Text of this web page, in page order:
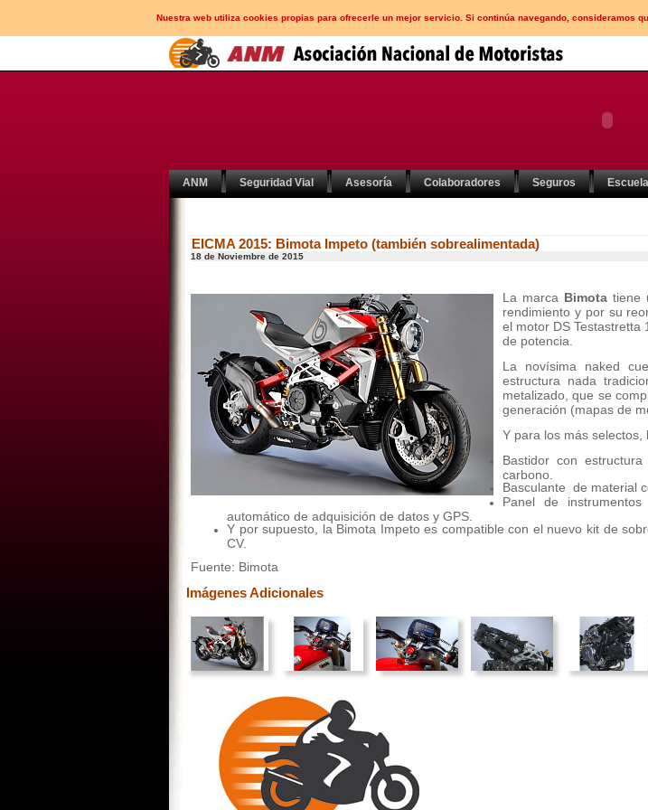
Nuestra web utiliza cookies propias para ofrecerle un mejor servicio. Si continúa navegando, consideramos
ANM Seguridad Vial Asesoría Colaboradores Seguros
EICMA 2015: Bimota Impeto (también sobrealimentada)
18 de Noviembre de 2015
La marca Bimotatiene
rendimiento y por su
el motor DS Testastretta
de potencia.
La novísima naked
estructura nada
metalizado, que se
generación (mapas de
Y para los más selectos,
Bastidor con
carbono.
Basculante de material
Panel de
automático de adquisición de datos y GPS.
Y por supuesto, la Bimota Impeto es compatible con el nuevo kit de
CV.
Fuente: Bimota
Imágenes Adicionales